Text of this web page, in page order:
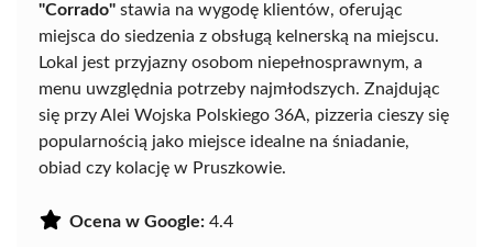
"Corrado" stawia na wygodę klientów, oferując
miejsca do siedzenia z obsługą kelnerską na miejscu.
Lokal jest przyjazny osobom niepełnosprawnym, a
menu uwzględnia potrzeby najmłodszych. Znajdując
się przy Alei Wojska Polskiego 36A, pizzeria cieszy się
popularnością jako miejsce idealne na śniadanie,
obiad czy kolację w Pruszkowie.
Ocena w Google: 4.4